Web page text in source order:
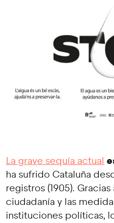
La grave sequía actual
ha sufrido Cataluña
registros (1905).
ciudadanía y las
instituciones políticas,